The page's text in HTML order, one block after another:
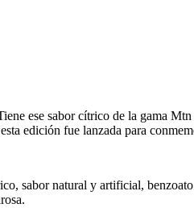
ese sabor cítrico de la gama
edición fue lanzada para
sabor natural y artificial,